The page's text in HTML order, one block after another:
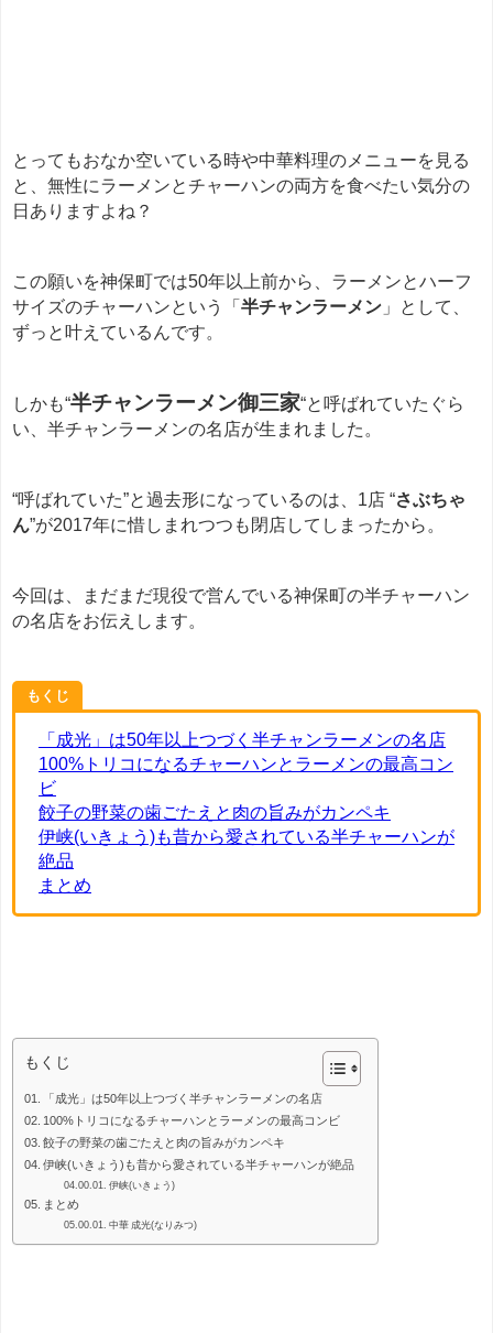
とってもおなか空いている時や中華料理のメニューを見る
と、無性にラーメンとチャーハンの両方を食べたい気分の
日ありますよね？
この願いを神保町では50年以上前から、ラーメンとハーフ
サイズのチャーハンという「 半チャンラーメン 」として、
ずっと叶えているんです。
しかも“半チャンラーメン御三家“と呼ばれていたぐら
い、半チャンラーメンの名店が生まれました。
“呼ばれていた”と過去形になっているのは、1店 “さぶちゃ
ん”が2017年に惜しまれつつも閉店してしまったから。
今回は、まだまだ現役で営んでいる神保町の半チャーハン
の名店をお伝えします。
もくじ
「成光」は50年以上つづく半チャンラーメンの名店
100%トリコになるチャーハンとラーメンの最高コン
ビ
餃子の野菜の歯ごたえと肉の旨みがカンペキ
伊峡(いきょう)も昔から愛されている半チャーハンが
絶品
まとめ
もくじ
「成光」は50年以上つづく半チャンラーメンの名店
100%トリコになるチャーハンとラーメンの最高コンビ
餃子の野菜の歯ごたえと肉の旨みがカンペキ
伊峡(いきょう)も昔から愛されている半チャーハンが絶品
伊峡(いきょう)
まとめ
中華 成光(なりみつ)